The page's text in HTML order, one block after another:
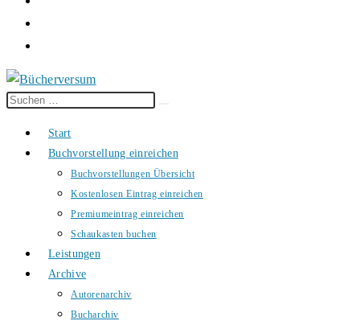
Diese
durchsuchen
Start
Buchvorstellung einreichen
Buchvorstellungen Übersicht
Kostenlosen Eintrag einreichen
Premiumeintrag einreichen
Schaukasten buchen
Leistungen
Archive
Autorenarchiv
Bucharchiv